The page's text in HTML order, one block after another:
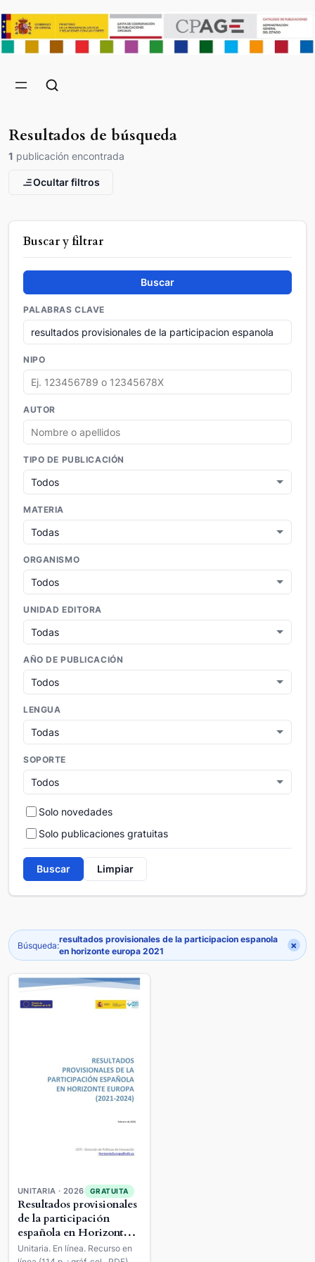
Resultados de búsqueda
1 publicación encontrada
Ocultar filtros
Buscar y filtrar
Buscar
PALABRAS CLAVE
NIPO
AUTOR
TIPO DE PUBLICACIÓN
MATERIA
ORGANISMO
UNIDAD EDITORA
AÑO DE PUBLICACIÓN
LENGUA
SOPORTE
Solo novedades
Solo publicaciones gratuitas
Buscar Limpiar
Búsqueda:
resultados provisionales de la participacion espanola
en horizonte europa 2021
×
UNITARIA · 2026 GRATUITA
Resultados provisionales
de la participación
española en Horizonte
Europa (2021-2024)
Unitaria. En línea. Recurso en